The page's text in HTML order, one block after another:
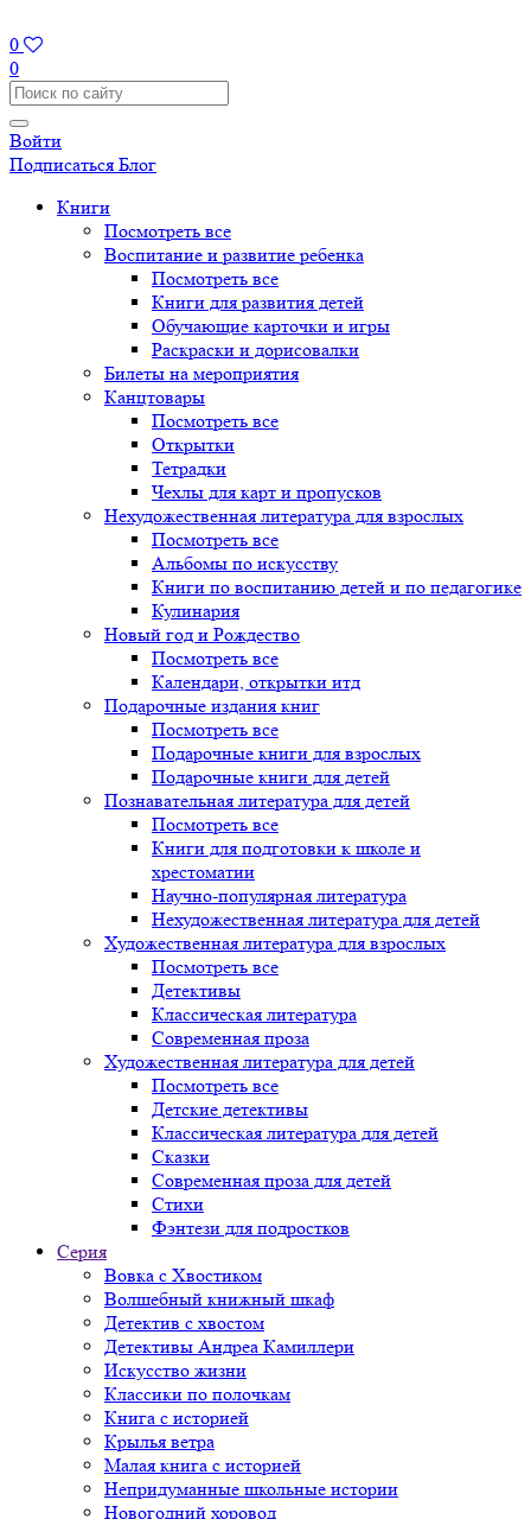
0
0
Войти
Подписаться Блог
Книги
Посмотреть все
Воспитание и развитие ребенка
Посмотреть все
Книги для развития детей
Обучающие карточки и игры
Раскраски и дорисовалки
Билеты на мероприятия
Канцтовары
Посмотреть все
Открытки
Тетрадки
Чехлы для карт и пропусков
Нехудожественная литература для взрослых
Посмотреть все
Альбомы по искусству
Книги по воспитанию детей и по педагогике
Кулинария
Новый год и Рождество
Посмотреть все
Календари, открытки итд
Подарочные издания книг
Посмотреть все
Подарочные книги для взрослых
Подарочные книги для детей
Познавательная литература для детей
Посмотреть все
Книги для подготовки к школе и
хрестоматии
Научно-популярная литература
Нехудожественная литература для детей
Художественная литература для взрослых
Посмотреть все
Детективы
Классическая литература
Современная проза
Художественная литература для детей
Посмотреть все
Детские детективы
Классическая литература для детей
Сказки
Современная проза для детей
Стихи
Фэнтези для подростков
Серия
Вовка с Хвостиком
Волшебный книжный шкаф
Детектив с хвостом
Детективы Андреа Камиллери
Искусство жизни
Классики по полочкам
Книга с историей
Крылья ветра
Малая книга с историей
Непридуманные школьные истории
Новогодний хоровод